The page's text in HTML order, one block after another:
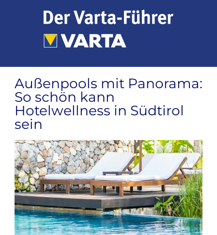
Außenpools mit Panorama:
So schön kann
Hotelwellness in Südtirol
sein
Zeige
grösseres
Bild